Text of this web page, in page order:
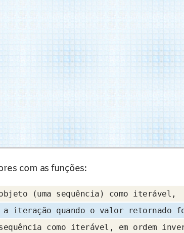
com as funções:
(uma sequência) como iterável,
a iteração quando o valor retornado
como iterável, em ordem